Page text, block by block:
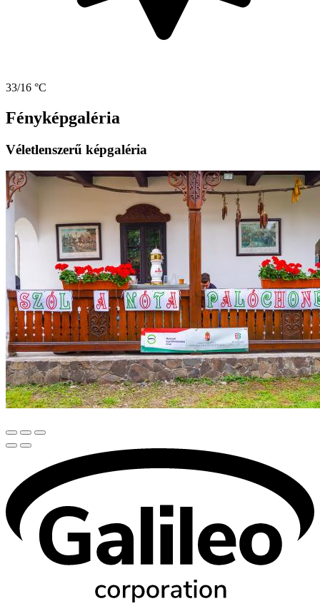
33/16 °C
Fényképgaléria
Véletlenszerű képgaléria